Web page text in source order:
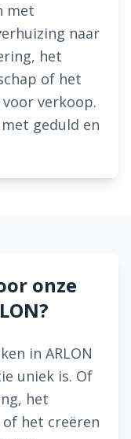
met
naar
het
of het
verkoop.
geduld en
onze
in ARLON
uniek is. Of
het
het creëren